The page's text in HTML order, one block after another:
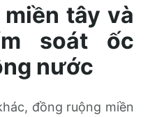
tây và
soát ốc
nước
đồng ruộng miền